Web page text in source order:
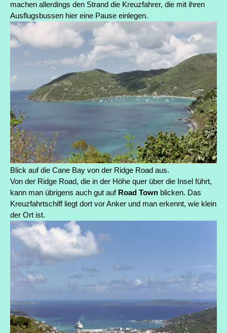
machen allerdings den Strand die Kreuzfahrer, die mit ihren
Ausflugsbussen hier eine Pause einlegen.
Blick auf die Cane Bay von der Ridge Road aus.
Von der Ridge Road, die in der Höhe quer über die Insel führt,
kann man übrigens auch gut aufRoad Town blicken. Das
Kreuzfahrtschiff liegt dort vor Anker und man erkennt, wie klein
der Ort ist.